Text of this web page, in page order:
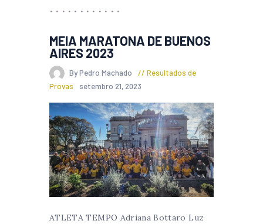
MEIA MARATONA DE BUENOS
AIRES 2023
By Pedro Machado
Resultados de
Provas
setembro 21, 2023
ATLETA TEMPO Adriana Bottaro Luz